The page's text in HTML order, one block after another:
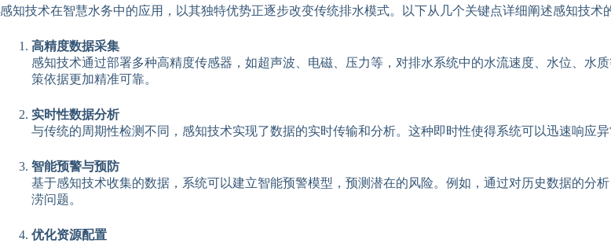
感知技术在智慧水务中的应用，以其独特优势正逐步改变传统排水模式。以下从几个关键点详细阐述感知技术
高精度数据采集
感知技术通过部署多种高精度传感器，如超声波、电磁、压力等，对排水系统中的水流速度、水位、水
策依据更加精准可靠。
实时性数据分析
与传统的周期性检测不同，感知技术实现了数据的实时传输和分析。这种即时性使得系统可以迅速响应
智能预警与预防
基于感知技术收集的数据，系统可以建立智能预警模型，预测潜在的风险。例如，通过对历史数据的分
涝问题。
优化资源配置